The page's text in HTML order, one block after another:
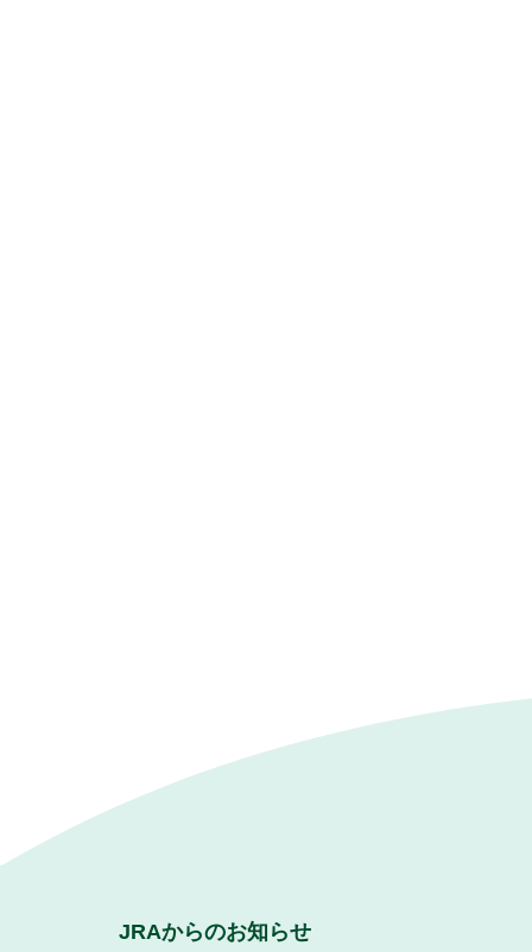
JRAからのお知らせ